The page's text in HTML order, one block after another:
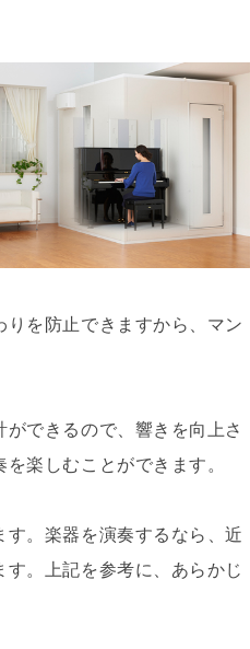
を防止できますから、マン
できるので、響きを向上さ
楽しむことができます。
。楽器を演奏するなら、近
。上記を参考に、あらかじ